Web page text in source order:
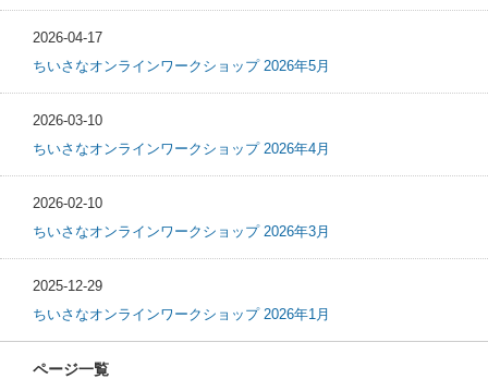
2026-04-17
ちいさなオンラインワークショップ 2026年5月
2026-03-10
ちいさなオンラインワークショップ 2026年4月
2026-02-10
ちいさなオンラインワークショップ 2026年3月
2025-12-29
ちいさなオンラインワークショップ 2026年1月
ページ一覧